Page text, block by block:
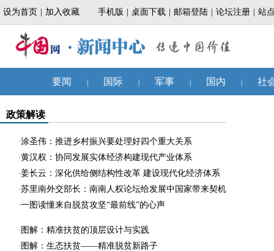
政策解读
·涂圣伟：推进乡村振兴要处理好四个重大关系
·黄汉权：协同发展实体经济构建现代产业体系
·姜长云：深化供给侧结构性改革 建设现代化经济体系
·苏里南外交部长：南南人权论坛给发展中国家带来契机
·一图读懂来自脱贫攻坚“最前线”的心声
· 图解：精准扶贫的顶层设计与实践
· 图解：生态扶贫——精准脱贫新路子